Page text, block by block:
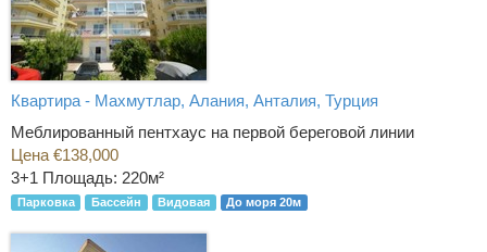
Квартира - Махмутлар, Алания, Анталия, Турция
Меблированный пентхаус на первой береговой линии
Цена €138,000
3+1 Площадь: 220м²
Парковка Бассейн Видовая До моря 20м